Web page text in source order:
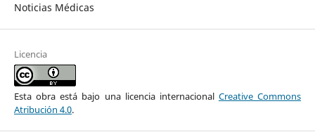
Noticias Médicas
Licencia
Esta obra está bajo una licencia internacional Creative Commons
Atribución 4.0.